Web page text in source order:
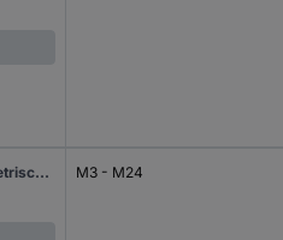
GSR 00708110 Gewindeschneidsatz 64teilig HSS-G metrisch M3 - M24 M3 - M24